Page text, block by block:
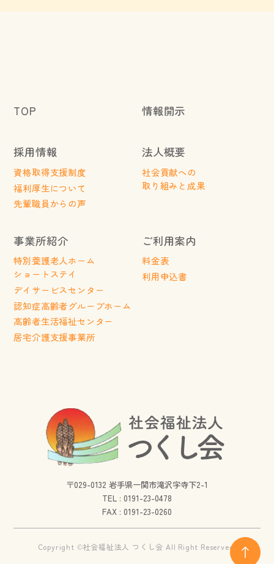
〒029-0132 岩手県一関市滝沢字寺下2-1
TEL : 0191-23-0478
FAX : 0191-23-0260
TOP 情報開示
採用情報
資格取得支援制度
福利厚生について
先輩職員からの声
法人概要
社会貢献への
取り組みと成果
事業所紹介
特別養護老人ホーム
ショートステイ
デイサービスセンター
認知症高齢者グループホーム
高齢者生活福祉センター
居宅介護支援事業所
ご利用案内
料金表
利用申込書
Copyright ©社会福祉法人 つくし会 All Right Reserved.